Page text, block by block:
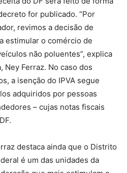
for publicado. “Por
revimos a decisão de
estimular o comércio de
não poluentes”, explica
Ney Ferraz. No caso dos
a isenção do IPVA segue
adquiridos por pessoas
– cujas notas fiscais
destaca ainda que o Distrito
é um das unidades da